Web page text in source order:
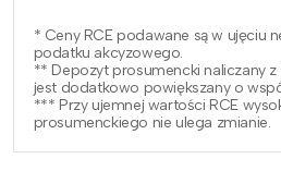
* Ceny RCE podawane są w ujęciu
podatku akcyzowego.
** Depozyt prosumencki naliczany
jest dodatkowo powiększany o
*** Przy ujemnej wartości RCE
prosumenckiego nie ulega zmianie.